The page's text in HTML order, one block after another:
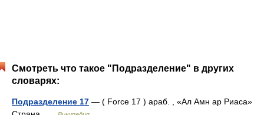
Смотреть что такое "Подразделение" в других
словарях:
Подразделение 17 — ( Force 17 ) араб. ‎‎, «Ал Амн ар Риаса»